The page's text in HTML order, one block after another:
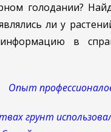
голодании?
ли у
в
Опыт
грунт